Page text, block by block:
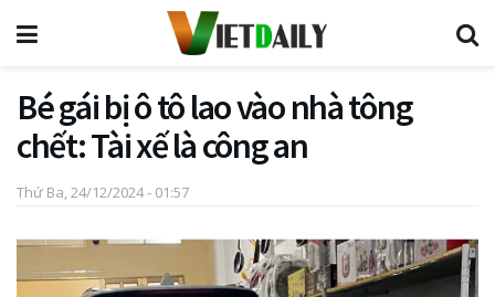
Bé gái bị ô tô lao vào nhà tông
chết: Tài xế là công an
Thứ Ba, 24/12/2024 - 01:57